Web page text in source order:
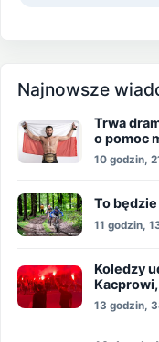
Najnowsze
Trwa
o pomoc
10 godzin,
To
11 godzin,
Koledzy
13 godzin,